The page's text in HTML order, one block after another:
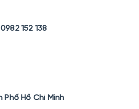
152 138
Phố Hồ Chí Minh